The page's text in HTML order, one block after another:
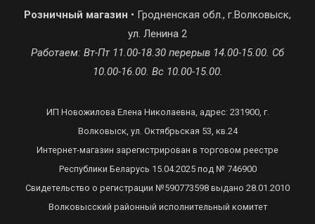
Розничный магазин • Гродненская обл., г.Волковыск,
ул. Ленина 2
Работаем: Вт-Пт 11.00-18.30 перерыв 14.00-15.00. Сб
10.00-16.00. Вс 10.00-15.00.
ИП Новожилова Елена Николаевна, адрес: 231900, г.
Волковыск, ул. Октябрьская 53, кв.24
Интернет-магазин зарегистрирован в торговом реестре
Республики Беларусь 15.04.2025 под № 746900
Свидетельство о регистрации №590773598 выдано 28.01.2010
Волковысский районный исполнительный комитет